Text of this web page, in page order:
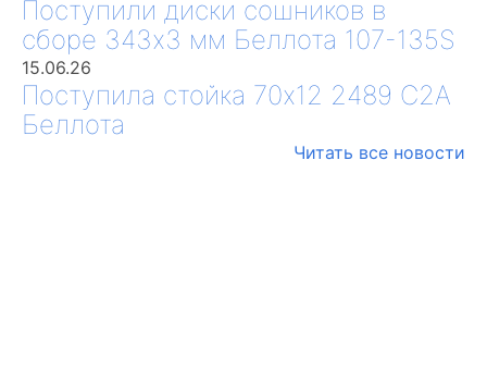
Поступили диски сошников в
сборе 343х3 мм Беллота 107-135S
15.06.26
Поступила стойка 70х12 2489 С2А
Беллота
Читать все новости